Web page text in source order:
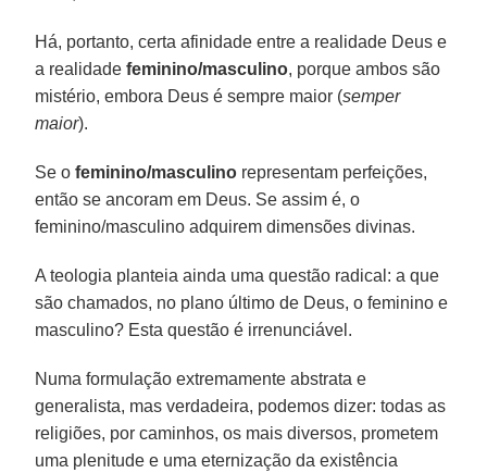
Há, portanto, certa afinidade entre a realidade Deus e
a realidadefeminino/masculino, porque ambos são
mistério, embora Deus é sempre maior (semper
maior).
Se ofeminino/masculino representam perfeições,
então se ancoram em Deus. Se assim é, o
feminino/masculino adquirem dimensões divinas.
A teologia planteia ainda uma questão radical: a que
são chamados, no plano último de Deus, o feminino e
masculino? Esta questão é irrenunciável.
Numa formulação extremamente abstrata e
generalista, mas verdadeira, podemos dizer: todas as
religiões, por caminhos, os mais diversos, prometem
uma plenitude e uma eternização da existência